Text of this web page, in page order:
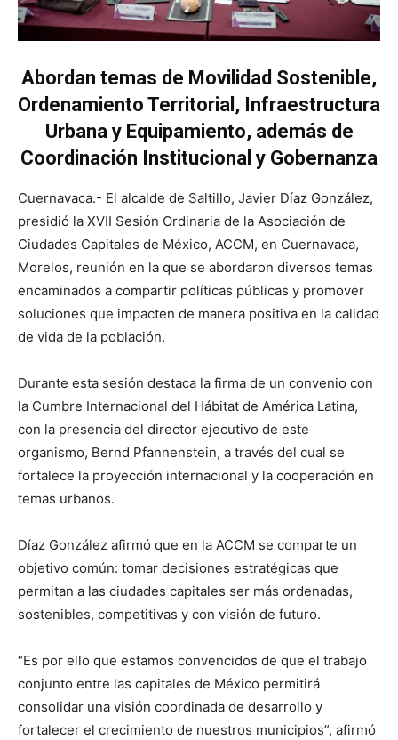
Abordan temas de Movilidad Sostenible,
Ordenamiento Territorial, Infraestructura
Urbana y Equipamiento, además de
Coordinación Institucional y Gobernanza
Cuernavaca.- El alcalde de Saltillo, Javier Díaz González,
presidió la XVII Sesión Ordinaria de la Asociación de
Ciudades Capitales de México, ACCM, en Cuernavaca,
Morelos, reunión en la que se abordaron diversos temas
encaminados a compartir políticas públicas y promover
soluciones que impacten de manera positiva en la calidad
de vida de la población.
Durante esta sesión destaca la firma de un convenio con
la Cumbre Internacional del Hábitat de América Latina,
con la presencia del director ejecutivo de este
organismo, Bernd Pfannenstein, a través del cual se
fortalece la proyección internacional y la cooperación en
temas urbanos.
Díaz González afirmó que en la ACCM se comparte un
objetivo común: tomar decisiones estratégicas que
permitan a las ciudades capitales ser más ordenadas,
sostenibles, competitivas y con visión de futuro.
“Es por ello que estamos convencidos de que el trabajo
conjunto entre las capitales de México permitirá
consolidar una visión coordinada de desarrollo y
fortalecer el crecimiento de nuestros municipios”, afirmó